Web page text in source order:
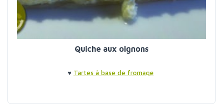
Quiche aux oignons
♥ Tartes à base de fromage